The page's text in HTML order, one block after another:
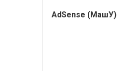
AdSense (МашУ)